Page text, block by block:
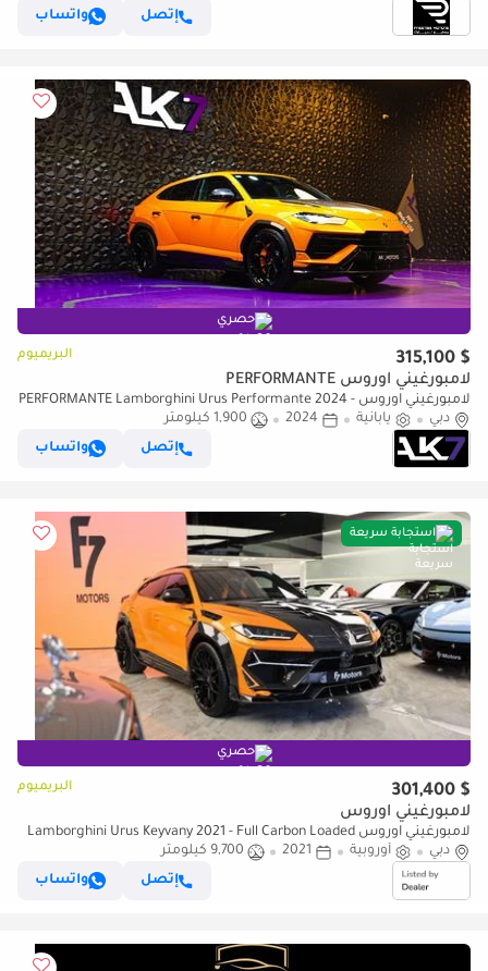
إتصل
واتساب
حصري
$ 315,100 البريميوم
لامبورغيني اوروس PERFORMANTE
لامبورغيني اوروس PERFORMANTE Lamborghini Urus Performante 2024 -
Brand new | Finance available
دبي يابانية 2024
1,900 كيلومتر
إتصل
واتساب
استجابة سريعة
حصري
$ 301,400 البريميوم
لامبورغيني اوروس
لامبورغيني اوروس Lamborghini Urus Keyvany 2021 - Full Carbon Loaded
دبي
أوروبية 2021
9,700 كيلومتر
إتصل
واتساب